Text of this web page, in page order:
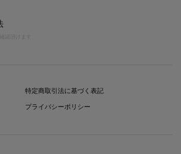
特定商取引法に基づく表記
プライバシーポリシー